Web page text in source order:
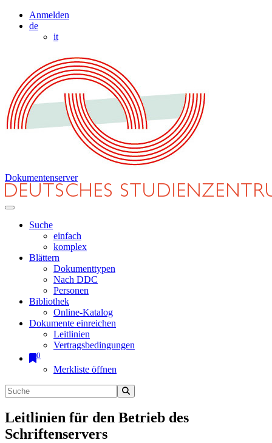
Anmelden
de
it
Dokumentenserver
Suche
einfach
komplex
Blättern
Dokumenttypen
Nach DDC
Personen
Bibliothek
Online-Katalog
Dokumente einreichen
Leitlinien
Vertragsbedingungen
0
Merkliste öffnen
Leitlinien für den Betrieb des
Schriftenservers